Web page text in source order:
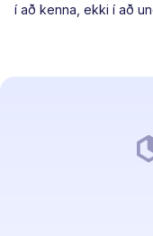
í að kenna, ekki í að